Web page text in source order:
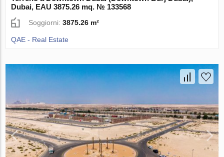
Dubai, EAU 3875.26 mq. № 133568
Soggiorni:3875.26 m²
QAE - Real Estate